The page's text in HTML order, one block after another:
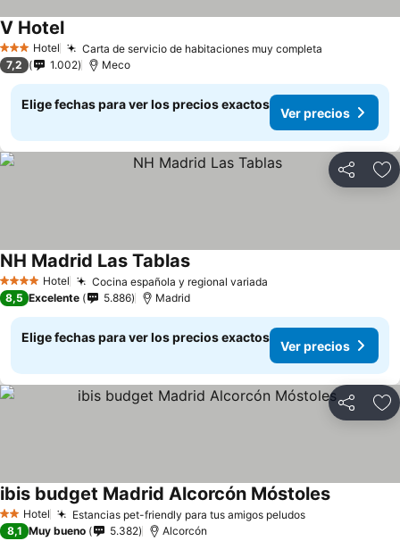
3 Estrellas
Hotel Carta de servicio de habitaciones muy completa
V Hotel
7,2 1.002 Meco
Elige fechas para ver los precios exactos
Ver precios
Compartir
4 EstrellasHotel Cocina española y regional variada
NH Madrid Las Tablas
8,5 Excelente 5.886 Madrid
Elige fechas para ver los precios exactos
Ver precios
Compartir
2 Estrellas
Hotel Estancias pet-friendly para tus amigos peludos
ibis budget Madrid Alcorcón Móstoles
8,1 Muy bueno 5.382 Alcorcón